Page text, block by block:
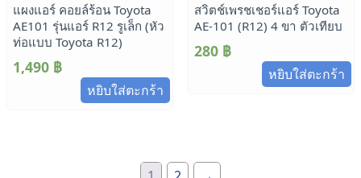
แผงแอร์ คอยล์ร้อน Toyota
AE101 รุ่นแอร์ R12 รูเล็ก (หัว
ท่อแบบ Toyota R12)
1,490 ฿
หยิบใส่ตะกร้า
สวิตช์เพรชเชอร์แอร์ Toyota
AE-101 (R12) 4 ขา ตัวเทียบ
280 ฿
หยิบใส่ตะกร้า